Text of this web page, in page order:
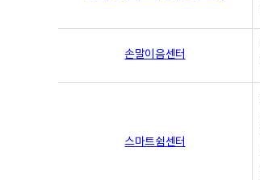
손말이음센터
스마트쉼센터